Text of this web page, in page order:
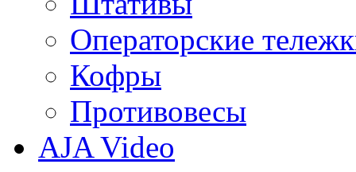
Операторские
Кофры
Противовесы
AJA Video